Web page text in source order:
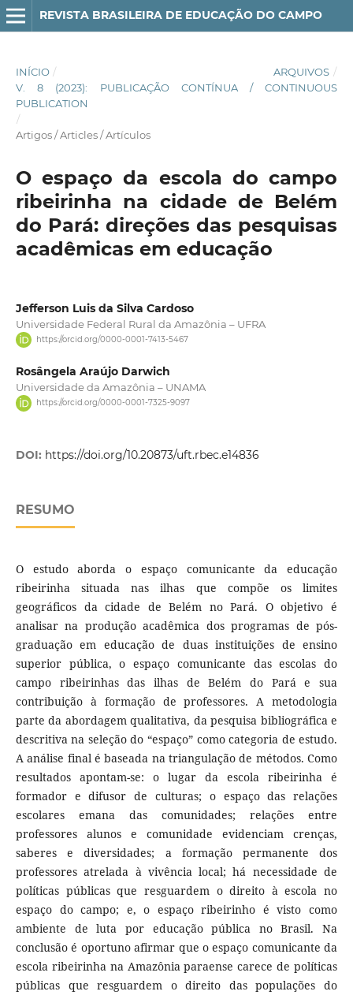
REVISTA BRASILEIRA DE EDUCAÇÃO DO CAMPO
INÍCIO / ARQUIVOS /
V. 8 (2023): PUBLICAÇÃO CONTÍNUA / CONTINUOUS
PUBLICATION
/
Artigos / Articles / Artículos
O espaço da escola do campo
ribeirinha na cidade de Belém
do Pará: direções das pesquisas
acadêmicas em educação
Jefferson Luis da Silva Cardoso
Universidade Federal Rural da Amazônia – UFRA
https://orcid.org/0000-0001-7413-5467
Rosângela Araújo Darwich
Universidade da Amazônia – UNAMA
https://orcid.org/0000-0001-7325-9097
DOI: https://doi.org/10.20873/uft.rbec.e14836
RESUMO
O estudo aborda o espaço comunicante da educação
ribeirinha situada nas ilhas que compõe os limites
geográficos da cidade de Belém no Pará. O objetivo é
analisar na produção acadêmica dos programas de pós-
graduação em educação de duas instituições de ensino
superior pública, o espaço comunicante das escolas do
campo ribeirinhas das ilhas de Belém do Pará e sua
contribuição à formação de professores. A metodologia
parte da abordagem qualitativa, da pesquisa bibliográfica e
descritiva na seleção do “espaço” como categoria de estudo.
A análise final é baseada na triangulação de métodos. Como
resultados apontam-se: o lugar da escola ribeirinha é
formador e difusor de culturas; o espaço das relações
escolares emana das comunidades; relações entre
professores alunos e comunidade evidenciam crenças,
saberes e diversidades; a formação permanente dos
professores atrelada à vivência local; há necessidade de
políticas públicas que resguardem o direito à escola no
espaço do campo; e, o espaço ribeirinho é visto como
ambiente de luta por educação pública no Brasil. Na
conclusão é oportuno afirmar que o espaço comunicante da
escola ribeirinha na Amazônia paraense carece de políticas
públicas que resguardem o direito das populações do